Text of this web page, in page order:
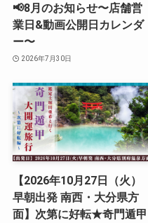
📢8月のお知らせ〜店舗営
業日&動画公開日カレンダ
ー〜
2026年7月30日
【2026年10月27日（火）
早朝出発 南西・大分県方
面】次第に好転★奇門遁甲